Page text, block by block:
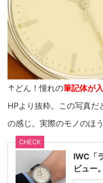
↑どん！憧れの筆記体が
HPより抜粋。この写真だ
の感じ。実際のモノのほ
CHECK
IWC「
ビュー。